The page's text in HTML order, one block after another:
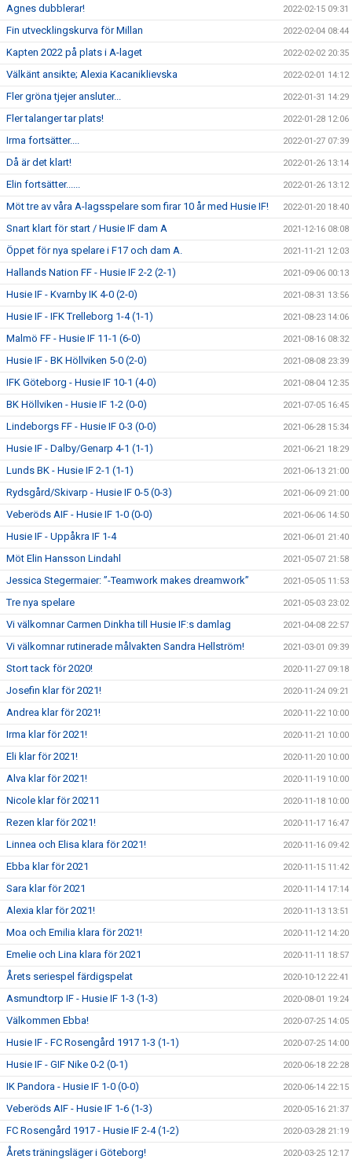
Agnes dubblerar! 2022-02-15 09:31
Fin utvecklingskurva för Millan 2022-02-04 08:44
Kapten 2022 på plats i A-laget 2022-02-02 20:35
Välkänt ansikte; Alexia Kacaniklievska 2022-02-01 14:12
Fler gröna tjejer ansluter... 2022-01-31 14:29
Fler talanger tar plats! 2022-01-28 12:06
Irma fortsätter.... 2022-01-27 07:39
Då är det klart! 2022-01-26 13:14
Elin fortsätter...... 2022-01-26 13:12
Möt tre av våra A-lagsspelare som firar 10 år med Husie IF! 2022-01-20 18:40
Snart klart för start / Husie IF dam A 2021-12-16 08:08
Öppet för nya spelare i F17 och dam A. 2021-11-21 12:03
Hallands Nation FF - Husie IF 2-2 (2-1) 2021-09-06 00:13
Husie IF - Kvarnby IK 4-0 (2-0) 2021-08-31 13:56
Husie IF - IFK Trelleborg 1-4 (1-1) 2021-08-23 14:06
Malmö FF - Husie IF 11-1 (6-0) 2021-08-16 08:32
Husie IF - BK Höllviken 5-0 (2-0) 2021-08-08 23:39
IFK Göteborg - Husie IF 10-1 (4-0) 2021-08-04 12:35
BK Höllviken - Husie IF 1-2 (0-0) 2021-07-05 16:45
Lindeborgs FF - Husie IF 0-3 (0-0) 2021-06-28 15:34
Husie IF - Dalby/Genarp 4-1 (1-1) 2021-06-21 18:29
Lunds BK - Husie IF 2-1 (1-1) 2021-06-13 21:00
Rydsgård/Skivarp - Husie IF 0-5 (0-3) 2021-06-09 21:00
Veberöds AIF - Husie IF 1-0 (0-0) 2021-06-06 14:50
Husie IF - Uppåkra IF 1-4 2021-06-01 21:40
Möt Elin Hansson Lindahl 2021-05-07 21:58
Jessica Stegermaier: ”-Teamwork makes dreamwork” 2021-05-05 11:53
Tre nya spelare 2021-05-03 23:02
Vi välkomnar Carmen Dinkha till Husie IF:s damlag 2021-04-08 22:57
Vi välkomnar rutinerade målvakten Sandra Hellström! 2021-03-01 09:39
Stort tack för 2020! 2020-11-27 09:18
Josefin klar för 2021! 2020-11-24 09:21
Andrea klar för 2021! 2020-11-22 10:00
Irma klar för 2021! 2020-11-21 10:00
Eli klar för 2021! 2020-11-20 10:00
Alva klar för 2021! 2020-11-19 10:00
Nicole klar för 20211 2020-11-18 10:00
Rezen klar för 2021! 2020-11-17 16:47
Linnea och Elisa klara för 2021! 2020-11-16 09:42
Ebba klar för 2021 2020-11-15 11:42
Sara klar för 2021 2020-11-14 17:14
Alexia klar för 2021! 2020-11-13 13:51
Moa och Emilia klara för 2021! 2020-11-12 14:20
Emelie och Lina klara för 2021 2020-11-11 18:57
Årets seriespel färdigspelat 2020-10-12 22:41
Asmundtorp IF - Husie IF 1-3 (1-3) 2020-08-01 19:24
Välkommen Ebba! 2020-07-25 14:05
Husie IF - FC Rosengård 1917 1-3 (1-1) 2020-07-25 14:00
Husie IF - GIF Nike 0-2 (0-1) 2020-06-18 22:28
IK Pandora - Husie IF 1-0 (0-0) 2020-06-14 22:15
Veberöds AIF - Husie IF 1-6 (1-3) 2020-05-16 21:37
FC Rosengård 1917 - Husie IF 2-4 (1-2) 2020-03-28 21:19
Årets träningsläger i Göteborg! 2020-03-25 12:17